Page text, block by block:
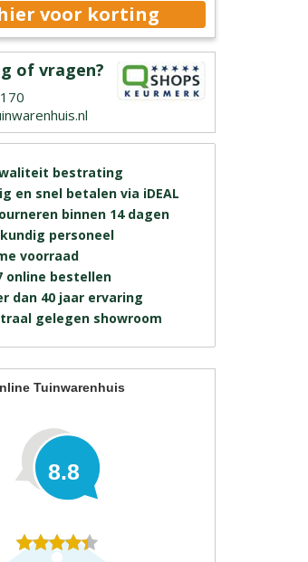
voor korting
of vragen?
bestrating
en snel betalen via iDEAL
binnen 14 dagen
personeel
voorraad
online bestellen
dan 40 jaar ervaring
gelegen showroom
Tuinwarenhuis
8.8